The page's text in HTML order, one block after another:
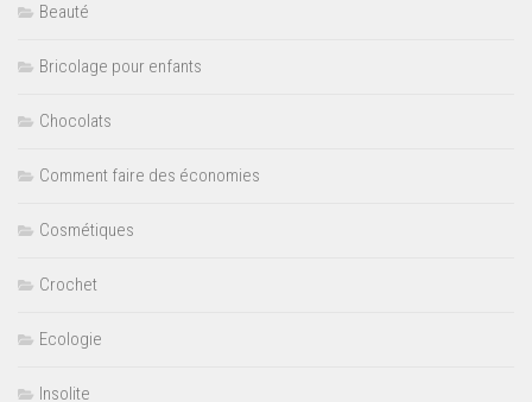
Beauté
Bricolage pour enfants
Chocolats
Comment faire des économies
Cosmétiques
Crochet
Ecologie
Insolite